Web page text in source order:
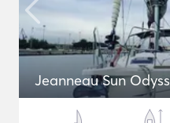
Jeanneau Sun